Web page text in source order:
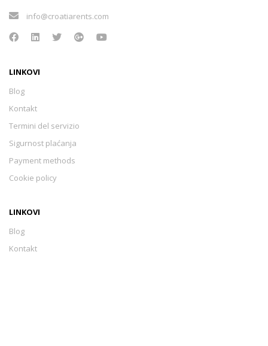
info@croatiarents.com
LINKOVI
Blog
Kontakt
Termini del servizio
Sigurnost plaćanja
Payment methods
Cookie policy
LINKOVI
Blog
Kontakt